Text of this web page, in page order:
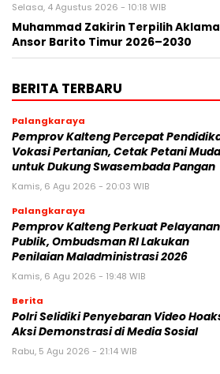
Selasa, 4 Agustus 2026 - 10:18 WIB
Muhammad Zakirin Terpilih
Ansor Barito Timur 2026–2030
BERITA TERBARU
Palangkaraya
Pemprov Kalteng Percepat
Vokasi Pertanian, Cetak Petani Muda
untuk Dukung Swasembada Pangan
Kamis, 6 Agu 2026 - 20:03 WIB
Palangkaraya
Pemprov Kalteng Perkuat Pelayanan
Publik, Ombudsman RI Lakukan
Penilaian Maladministrasi 2026
Kamis, 6 Agu 2026 - 19:48 WIB
Berita
Polri Selidiki Penyebaran Video
Aksi Demonstrasi di Media Sosial
Rabu, 5 Agu 2026 - 21:14 WIB